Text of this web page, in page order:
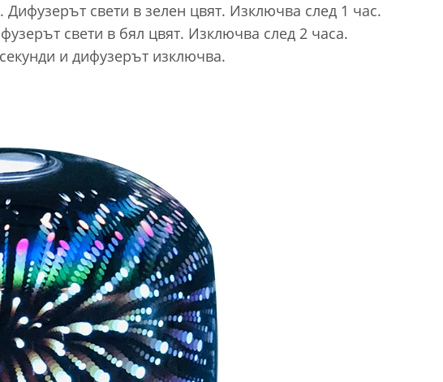
свети в зелен цвят. Изключва след 1 час.
свети в бял цвят. Изключва след 2 часа.
и дифузерът изключва.